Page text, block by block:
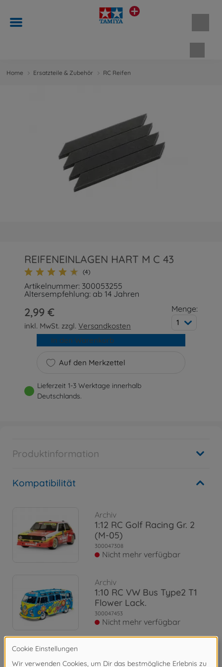
Home Ersatzteile & Zubehör RC Reifen
REIFENEINLAGEN HART M C 43
(4)
Artikelnummer: 300053255
Altersempfehlung: ab 14 Jahren
2,99 €
inkl. MwSt. zzgl.Versandkosten
Menge:
1
Auf den Merkzettel
In den Warenkorb
Lieferzeit 1-3 Werktage innerhalb
Deutschlands.
Produktinformation
Kompatibilität
Archiv
1:12 RC Golf Racing Gr. 2
(M-05)
300047308
Nicht mehr verfügbar
Archiv
1:10 RC VW Bus Type2 T1
Flower Lack.
300047453
Nicht mehr verfügbar